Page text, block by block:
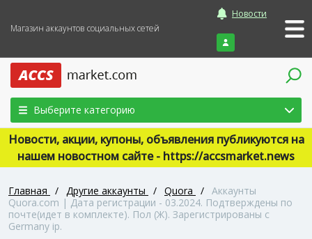
Магазин аккаунтов социальных сетей
Новости
Войти
Выберите категорию
Новости, акции, купоны, объявления публикуются на
нашем новостном сайте - https://accsmarket.news
Главная / Другие аккаунты / Quora / Аккаунты
Quora.com | Дата регистрации - 03.2024. Подтверждены по
почте(идет в комплекте). Пол (Ж). Зарегистрированы с
Germany ip.